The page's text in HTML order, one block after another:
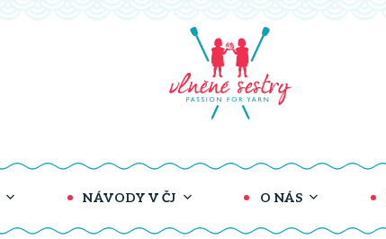
NÁVODY V ČJ O NÁS